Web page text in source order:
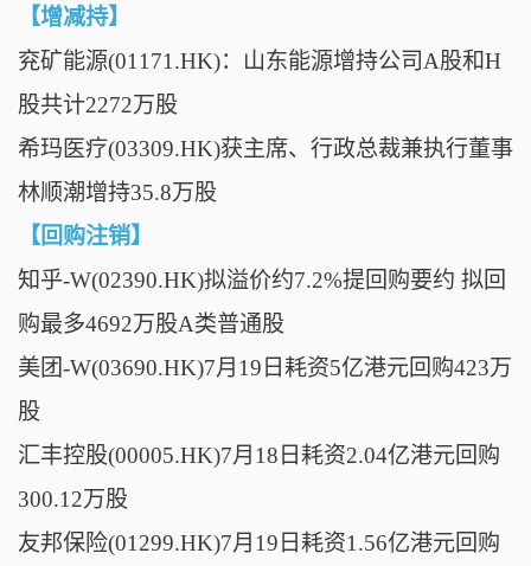
【增减持】
兖矿能源(01171.HK)：山东能源增持公司A股和H
股共计2272万股
希玛医疗(03309.HK)获主席、行政总裁兼执行董事
林顺潮增持35.8万股
【回购注销】
知乎-W(02390.HK)拟溢价约7.2%提回购要约 拟回
购最多4692万股A类普通股
美团-W(03690.HK)7月19日耗资5亿港元回购423万
股
汇丰控股(00005.HK)7月18日耗资2.04亿港元回购
300.12万股
友邦保险(01299.HK)7月19日耗资1.56亿港元回购